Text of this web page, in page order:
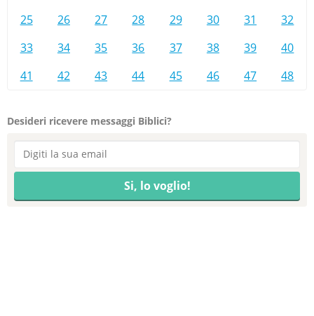
25
26 27 28 29 30 31
32
33
34 35 36 37 38 39
40
41
42 43 44 45 46 47 48
Desideri ricevere messaggi Biblici?